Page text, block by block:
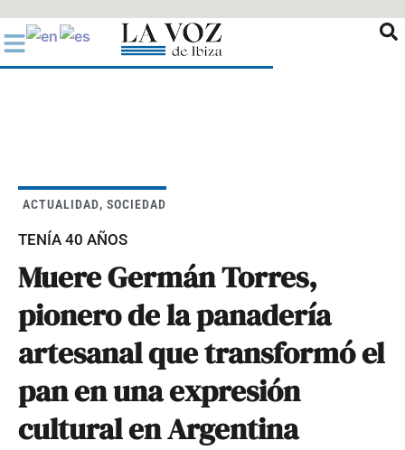
al
contenido
ACTUALIDAD, SOCIEDAD
TENÍA 40 AÑOS
Muere Germán Torres,
pionero de la panadería
artesanal que transformó el
pan en una expresión
cultural en Argentina